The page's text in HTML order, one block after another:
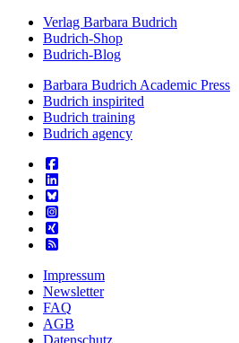
Verlag Barbara Budrich
Budrich-Shop
Budrich-Blog
Barbara Budrich Academic Press
Budrich inspirited
Budrich training
Budrich agency
Impressum
Newsletter
FAQ
AGB
Datenschutz